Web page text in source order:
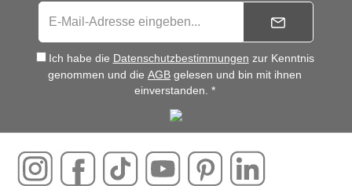
Ich habe die Datenschutzbestimmungen zur Kenntnis
genommen und die AGB gelesen und bin mit ihnen
einverstanden. *